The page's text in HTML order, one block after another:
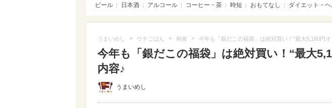
ビール
日本酒 アルコール コーヒー・茶 時短 おもてなし ダイエット・
うまいめし > ウチごはん > 和食 > 今年も「銀だこの福袋」は絶対買い！“最大5,160円オ
今年も「銀だこの福袋」は絶対買い！“最大
内容♪
うまいめし